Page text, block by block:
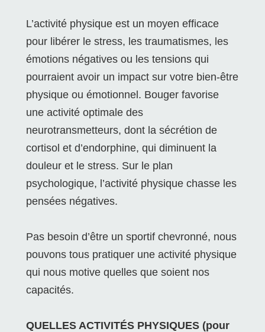
L’activité physique est un moyen efficace
pour libérer le stress, les traumatismes, les
émotions négatives ou les tensions qui
pourraient avoir un impact sur votre bien-être
physique ou émotionnel. Bouger favorise
une activité optimale des
neurotransmetteurs, dont la sécrétion de
cortisol et d’endorphine, qui diminuent la
douleur et le stress. Sur le plan
psychologique, l’activité physique chasse les
pensées négatives.
Pas besoin d’être un sportif chevronné, nous
pouvons tous pratiquer une activité physique
qui nous motive quelles que soient nos
capacités.
QUELLES ACTIVITÉS PHYSIQUES (pour